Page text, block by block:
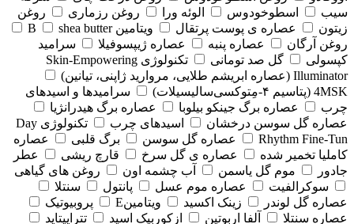
سیب
اسطوخودوس الوئه ورا روغن رزماری
روغن
زیتون
عصاره ی پوست پرتقال ویتامین Bshea butter
روغن آرگان
عصاره پنبه عصاره ژیپسوفیلا
سرامید
کپسولی
گل صد تومانی
تکنولوژی Skin-Empowering
Illuminator (عصاره ابریشم طلایی، مروارید ژاپنی، تیانین)
4MSK (پتاسیم ۴‑مِتوکسی‌سالیسیلات)
سرامیدها و اسیدهای
چرب
عصاره برگ جینکو بیلوبا
عصاره برگ هیدرانژیا
عصاره گل سوسن درخشان
اسیدهای چرب
تکنولوژی Day
Rhythm Fine‑Tun
عصاره گل سوسن برگ قلبی
عصاره
کاملیا تخمیر شده
عصاره ی گل سرخ قارچ ریشی
عطر
جادور
موم گل یاسمن آب چشمه اون
روغن های گیاهی
سوکرالفیت
عصاره موم عسل پانتول
سنتلا
عصاره گل لوندر
زینک اکسید ویتامینE
پروبیوتیک
عصاره سنتلا
آلفا اربوتین ازکوربیک اسید تتراپپتاید